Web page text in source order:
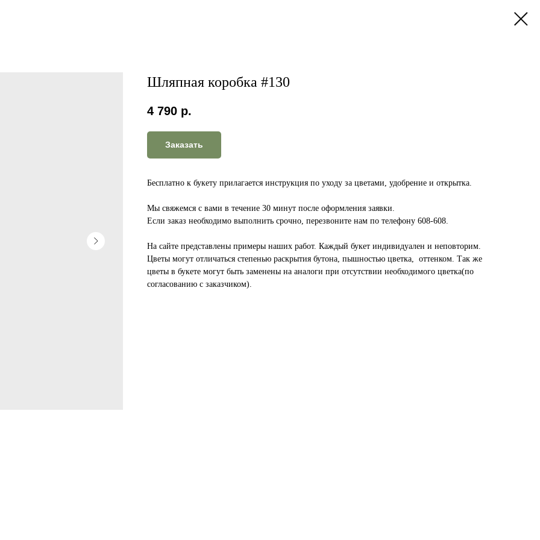
Шляпная коробка #130
4 790 р.
Заказать
Бесплатно к букету прилагается инструкция по уходу за цветами, удобрение и открытка.
Мы свяжемся с вами в течение 30 минут после оформления заявки.
Если заказ необходимо выполнить срочно, перезвоните нам по телефону 608-608.
На сайте представлены примеры наших работ. Каждый букет индивидуален и неповторим.
Цветы могут отличаться степенью раскрытия бутона, пышностью цветка, оттенком. Так же
цветы в букете могут быть заменены на аналоги при отсутствии необходимого цветка(по
согласованию с заказчиком).